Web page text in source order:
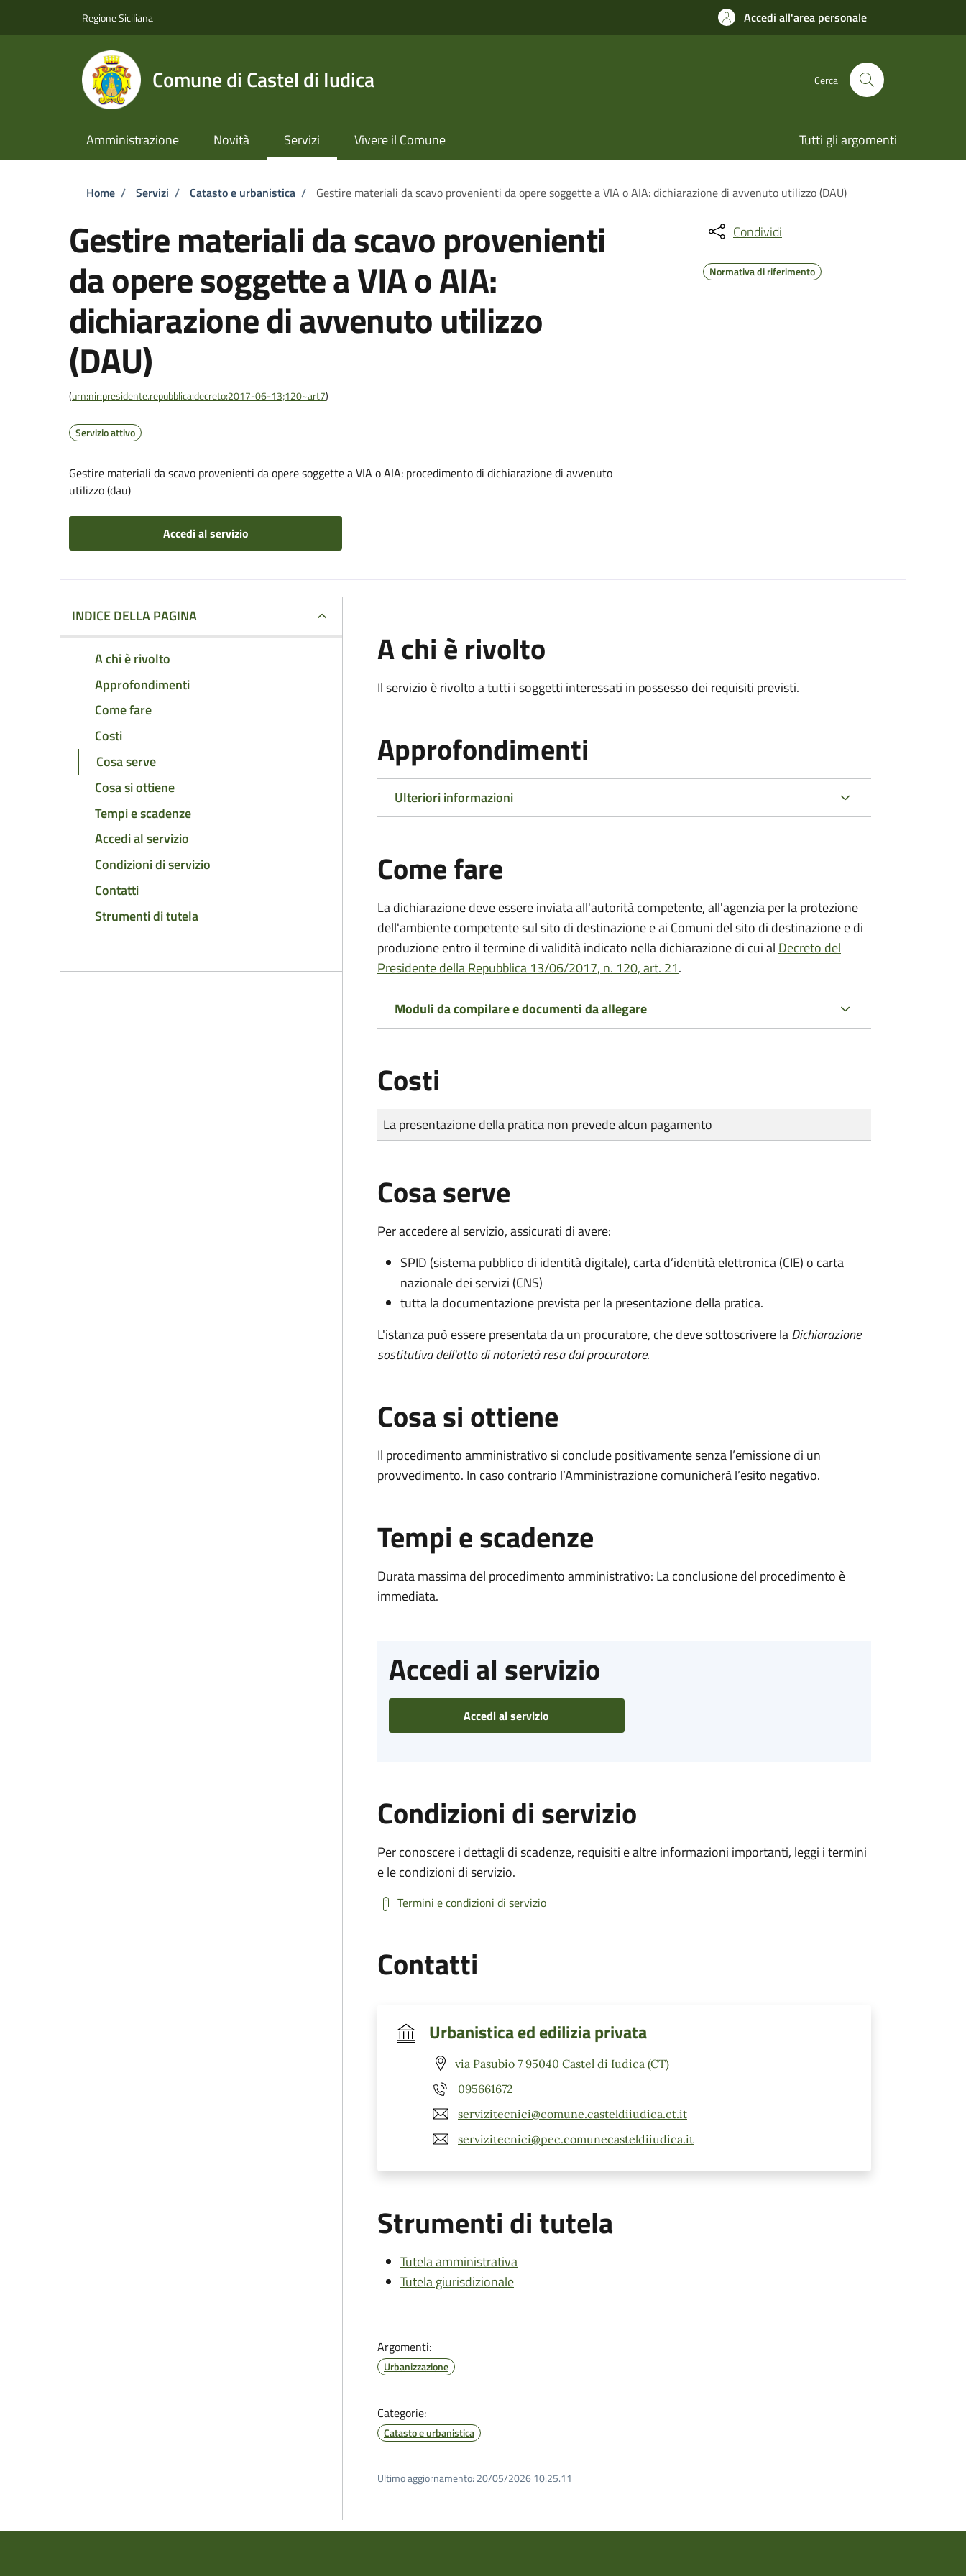
Regione Siciliana Accedi all'area personale
Comune di Castel di Iudica Cerca
Amministrazione Novità Servizi Vivere il Comune Tutti gli argomenti
Briciole di pane
Home / Servizi / Catasto e urbanistica / Gestire materiali da scavo provenienti da opere soggette a VIA o AIA: dichiarazione di avvenuto utilizzo (DAU)
Gestire materiali da scavo provenienti
da opere soggette a VIA o AIA:
dichiarazione di avvenuto utilizzo
(DAU)
(urn:nir:presidente.repubblica:decreto:2017-06-13;120~art7)
Servizio attivo
Gestire materiali da scavo provenienti da opere soggette a VIA o AIA: procedimento di dichiarazione di avvenuto
utilizzo (dau)
Accedi al servizio
Condividi
Normativa di riferimento
INDICE DELLA PAGINA
A chi è rivolto
Approfondimenti
Come fare
Costi
Cosa serve
Cosa si ottiene
Tempi e scadenze
Accedi al servizio
Condizioni di servizio
Contatti
Strumenti di tutela
A chi è rivolto
Il servizio è rivolto a tutti i soggetti interessati in possesso dei requisiti previsti.
Approfondimenti
Ulteriori informazioni
Come fare
La dichiarazione deve essere inviata all'autorità competente, all'agenzia per la protezione
dell'ambiente competente sul sito di destinazione e ai Comuni del sito di destinazione e di
produzione entro il termine di validità indicato nella dichiarazione di cui al Decreto del
Presidente della Repubblica 13/06/2017, n. 120, art. 21.
Moduli da compilare e documenti da allegare
Costi
Tipo di pagamento
Importo
La presentazione della pratica non prevede alcun pagamento
Cosa serve
Per accedere al servizio, assicurati di avere:
SPID (sistema pubblico di identità digitale), carta d’identità elettronica (CIE) o carta
nazionale dei servizi (CNS)
tutta la documentazione prevista per la presentazione della pratica.
L'istanza può essere presentata da un procuratore, che deve sottoscrivere laDichiarazione
sostitutiva dell'atto di notorietà resa dal procuratore.
Cosa si ottiene
Il procedimento amministrativo si conclude positivamente senza l’emissione di un
provvedimento. In caso contrario l’Amministrazione comunicherà l’esito negativo.
Tempi e scadenze
Durata massima del procedimento amministrativo: La conclusione del procedimento è
immediata.
Accedi al servizio
Accedi al servizio
Condizioni di servizio
Per conoscere i dettagli di scadenze, requisiti e altre informazioni importanti, leggi i termini
e le condizioni di servizio.
Termini e condizioni di servizio
Contatti
Urbanistica ed edilizia privata
via Pasubio 7 95040 Castel di Iudica (CT)
095661672
servizitecnici@comune.casteldiiudica.ct.it
servizitecnici@pec.comunecasteldiiudica.it
Strumenti di tutela
Tutela amministrativa
Tutela giurisdizionale
Argomenti:
Urbanizzazione
Categorie:
Catasto e urbanistica
Ultimo aggiornamento: 20/05/2026 10:25.11